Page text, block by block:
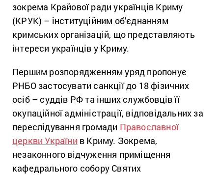
зокрема Крайової ради українців Криму
(КРУК) – інституційним об’єднанням
кримських організацій, що представляють
інтереси українців у Криму.
Першим розпорядженням уряд пропонує
РНБО застосувати санкції до 18 фізичних
осіб – суддів РФ та інших службовців її
окупаційної адміністрації, відповідальних за
переслідування громади Православної
церкви України в Криму. Зокрема,
незаконного відчуження приміщення
кафедрального собору Святих